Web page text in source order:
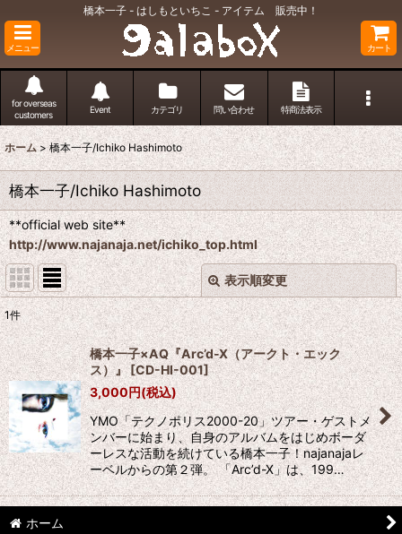
橋本一子 - はしもといちこ - アイテム 販売中！
メニュー カート
for overseas
customers
Event カテゴリ 問い合わせ 特商法表示
ホーム > 橋本一子/Ichiko Hashimoto
橋本一子/Ichiko Hashimoto
**official web site**
http://www.najanaja.net/ichiko_top.html
表示順変更
表示数:
並び順:
絞り込む
閉じる
1件
橋本一子×AQ『Arc’d-X（アークト・エック
ス）』 [CD-HI-001]
3,000円(税込)
YMO「テクノポリス2000-20」ツアー・ゲストメ
ンバーに始まり、自身のアルバムをはじめボーダ
ーレスな活動を続けている橋本一子！najanajaレ
ーベルからの第２弾。 「Arc’d-X」は、199…
ホーム